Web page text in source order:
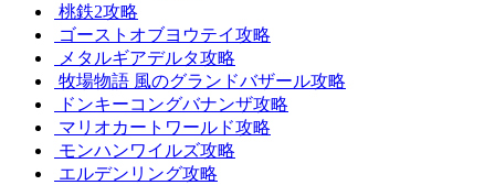
桃鉄2攻略
ゴーストオブヨウテイ攻略
メタルギアデルタ攻略
牧場物語 風のグランドバザール攻略
ドンキーコングバナンザ攻略
マリオカートワールド攻略
モンハンワイルズ攻略
エルデンリング攻略